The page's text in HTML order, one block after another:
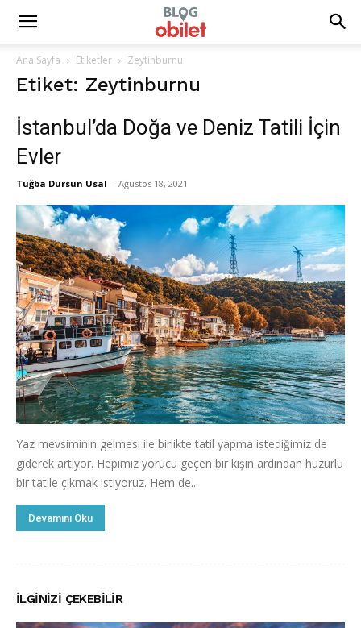
Ana Sayfa Etiketler Zeytinburnu
Etiket: Zeytinburnu
İstanbul’da Doğa ve Deniz Tatili İçin
Evler
Tuğba Dursun Usal - Ağustos 18, 2021
Yaz mevsiminin gelmesi ile birlikte tatil yapma istediğimiz de
giderek artıyor. Hepimiz yorucu geçen bir kışın ardından huzurlu
bir tatile çıkmak istiyoruz. Hem de...
Devamını Oku
İLGINIZI ÇEKEBILIR